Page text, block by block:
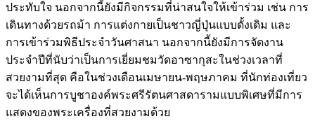
ประทับใจ นอกจากนี้ยังมีกิจกรรมที่น่าสนใจให้เข้าร่วม เช่น การ
เดินทางด้วยรถม้า การแต่งกายเป็นชาวญี่ปุ่นแบบดั้งเดิม และ
การเข้าร่วมพิธีประจำวันศาสนา นอกจากนี้ยังมีการจัดงาน
ประจำปีที่นับว่าเป็นการเยี่ยมชมวัดอาซากุสะในช่วงเวลาที่
สวยงามที่สุด คือในช่วงเดือนเมษายน-พฤษภาคม ที่นักท่องเที่ยว
จะได้เห็นการบูชาองค์พระศรีรัตนศาสดารามแบบพิเศษที่มีการ
แสดงของพระเครื่องที่สวยงามด้วย